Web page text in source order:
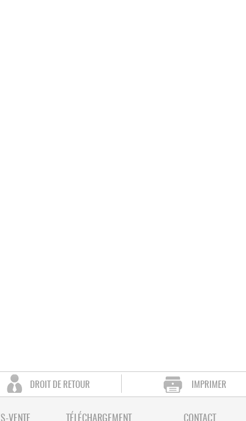
DROIT DE RETOUR IMPRIMER
VENTE TÉLÉCHARGEMENT CONTACT